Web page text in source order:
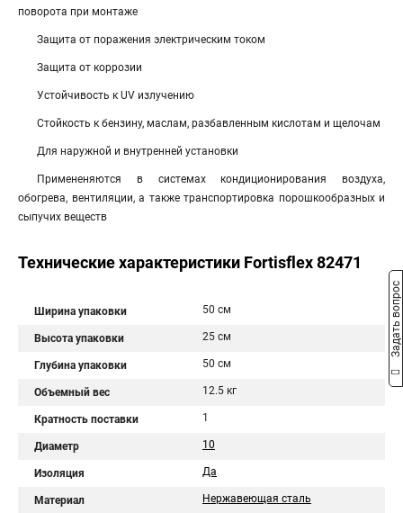
поворота при монтаже
Защита от поражения электрическим током
Защита от коррозии
Устойчивость к UV излучению
Стойкость к бензину, маслам, разбавленным кислотам и щелочам
Для наружной и внутренней установки
Примененяются в системах кондиционирования воздуха,
обогрева, вентиляции, а также транспортировка порошкообразных и
сыпучих веществ
Технические характеристики Fortisflex 82471
Ширина упаковки 50 см
Высота упаковки 25 см
Глубина упаковки 50 см
Объемный вес 12.5 кг
Кратность поставки 1
Диаметр 10
Изоляция Да
Материал Нержавеющая сталь
Задать вопрос